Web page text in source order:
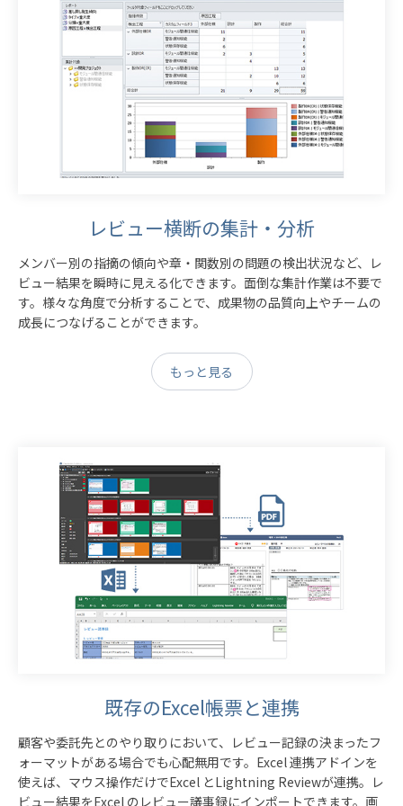
レビュー横断の集計・分析
メンバー別の指摘の傾向や章・関数別の問題の検出状況など、レ
ビュー結果を瞬時に見える化できます。面倒な集計作業は不要で
す。様々な角度で分析することで、成果物の品質向上やチームの
成長につなげることができます。
もっと見る
既存のExcel帳票と連携
顧客や委託先とのやり取りにおいて、レビュー記録の決まったフ
ォーマットがある場合でも心配無用です。Excel 連携アドインを
使えば、マウス操作だけでExcel とLightning Reviewが連携。レ
ビュー結果をExcel のレビュー議事録にインポートできます。画